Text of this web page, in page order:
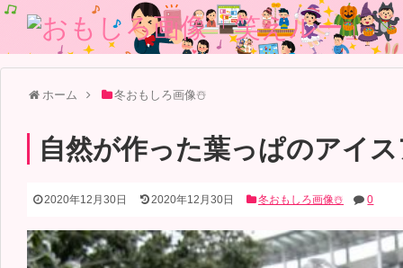
ホーム 冬おもしろ画像☃️
自然が作った葉っぱのアイ
2020年12月30日 2020年12月30日 冬おもしろ画像☃️ 0